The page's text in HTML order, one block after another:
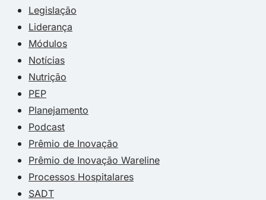
Legislação
Liderança
Módulos
Notícias
Nutrição
PEP
Planejamento
Podcast
Prêmio de Inovação
Prêmio de Inovação Wareline
Processos Hospitalares
SADT